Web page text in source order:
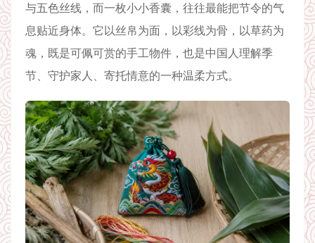
与五色丝线，而一枚小小香囊，往往最能把节令的气
息贴近身体。它以丝帛为面，以彩线为骨，以草药为
魂，既是可佩可赏的手工物件，也是中国人理解季
节、守护家人、寄托情意的一种温柔方式。